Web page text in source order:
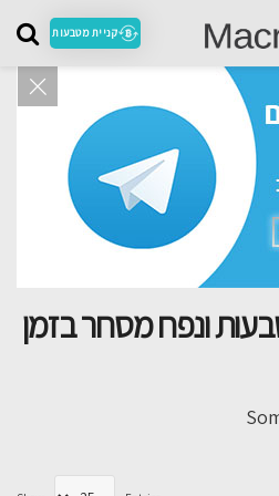
קניית מטבעות
ונפח מסחר בזמן